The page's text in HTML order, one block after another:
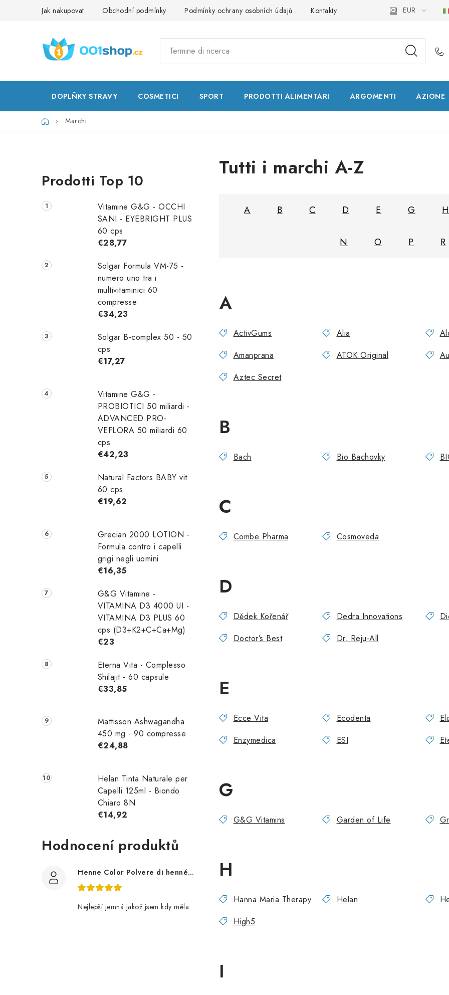
Jak nakupovat Obchodní podmínky Podmínky ochrany osobních údajů Kontakty Natural Health Store
EUR
DOPLŇKY STRAVY COSMETICI SPORT PRODOTTI ALIMENTARI ARGOMENTI AZIONE
Casa Marchi
a
r
l
r
e
Prodotti Top 10
Vitamine G&G - OCCHI
SANI - EYEBRIGHT PLUS
60 cps
€28,77
Solgar Formula VM-75 -
numero uno tra i
multivitaminici 60
compresse
€34,23
Solgar B-complex 50 - 50
cps
€17,27
Vitamine G&G -
PROBIOTICI 50 miliardi -
ADVANCED PRO-
VEFLORA 50 miliardi 60
cps
€42,23
Natural Factors BABY vit
60 cps
€19,62
Grecian 2000 LOTION -
Formula contro i capelli
grigi negli uomini
€16,35
G&G Vitamine -
VITAMINA D3 4000 UI -
VITAMINA D3 PLUS 60
cps (D3+K2+C+Ca+Mg)
€23
Eterna Vita - Complesso
Shilajit - 60 capsule
€33,85
Mattisson Ashwagandha
450 mg - 90 compresse
€24,88
Helan Tinta Naturale per
Capelli 125ml - Biondo
Chiaro 8N
€14,92
Hodnocení produktů
Henne Color Polvere di henné colore: marrone 100g
Nejlepší jemná jakož jsem kdy měla
Tutti i marchi A-Z
A B C D E G H
N O P R
A
ActivGums Alia
Amanprana
ATOK Original
Aztec Secret
B
Bach Bio Bachovky
C
Combe Pharma Cosmoveda
D
Dědek Kořenář Dedra Innovations
Doctor’s Best
Dr. Reju-All
E
Ecce Vita Ecodenta
Enzymedica
ESI
G
G&G Vitamins Garden of Life
H
Hanna Maria Therapy Helan
High5
I